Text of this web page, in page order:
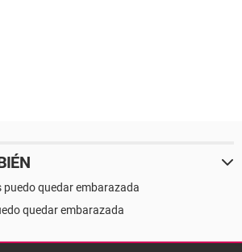
puedo quedar embarazada
quedar embarazada